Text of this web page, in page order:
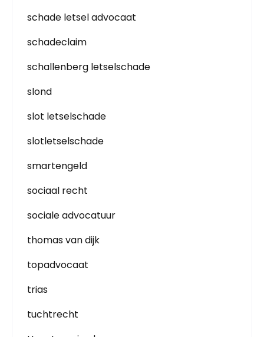
schade letsel advocaat
schadeclaim
schallenberg letselschade
slond
slot letselschade
slotletselschade
smartengeld
sociaal recht
sociale advocatuur
thomas van dijk
topadvocaat
trias
tuchtrecht